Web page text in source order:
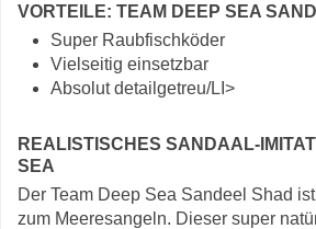
VORTEILE: TEAM DEEP SEA
Super Raubfischköder
Vielseitig einsetzbar
Absolut detailgetreu/LI>
REALISTISCHES SANDAAL-
SEA
Der Team Deep Sea Sandeel Shad
zum Meeresangeln. Dieser super